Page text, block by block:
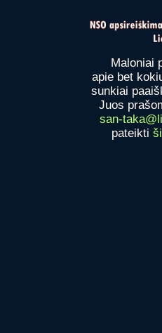
Maloniai
apie bet
sunkiai
Juos
san-
pateikti